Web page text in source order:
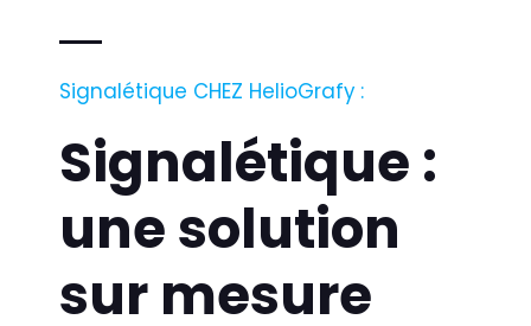
Signalétique CHEZ HelioGrafy :
Signalétique :
une solution
sur mesure